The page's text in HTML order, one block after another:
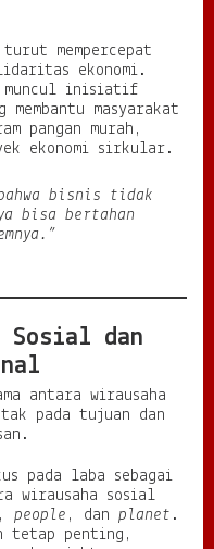
mempercepat
ekonomi.
muncul inisiatif
masyarakat
pangan murah,
ekonomi sirkular.
bisnis tidak
bisa bertahan
Sosial dan
antara wirausaha
pada tujuan dan
pada laba sebagai
wirausaha sosial
, people , dan planet .
tetap penting,